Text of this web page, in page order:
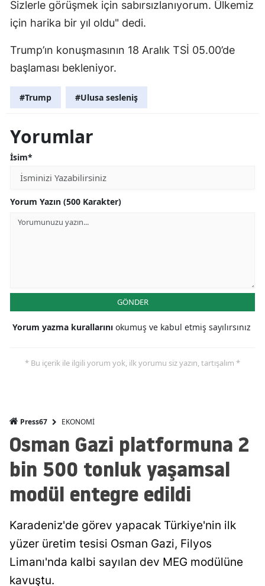
Sizlerle görüşmek için sabırsızlanıyorum. Ülkemiz
için harika bir yıl oldu" dedi.
Trump’ın konuşmasının 18 Aralık TSİ 05.00’de
başlaması bekleniyor.
#Trump #Ulusa sesleniş
Yorumlar
İsim*
Yorum Yazın (500 Karakter)
GÖNDER
Yorum yazma kurallarını okumuş ve kabul etmiş sayılırsınız
* Bu içerik ile ilgili yorum yok, ilk yorumu siz yazın, tartışalım *
Press67 EKONOMİ
Osman Gazi platformuna 2
bin 500 tonluk yaşamsal
modül entegre edildi
Karadeniz'de görev yapacak Türkiye'nin ilk
yüzer üretim tesisi Osman Gazi, Filyos
Limanı'nda kalbi sayılan dev MEG modülüne
kavuştu.